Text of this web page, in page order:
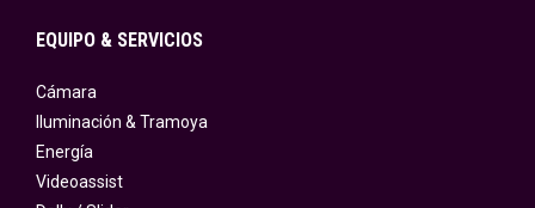
EQUIPO & SERVICIOS
Cámara
Iluminación & Tramoya
Energía
Videoassist